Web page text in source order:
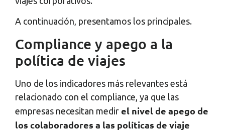
A continuación, presentamos los principales.
Compliance y apego a la
política de viajes
Uno de los indicadores más relevantes está
relacionado con el compliance, ya que las
empresas necesitan medir el nivel de apego de
los colaboradores a las políticas de viaje